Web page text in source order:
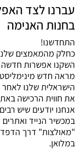
בחנות האנימה
התחדשנו!
כחלק מהמאמצים
השקנו אפשרות
מראה חדש
הישראלית שלנו
את חווית הרכישה
אנחנו יודעים שיש
במכשיר הנייד
"מאולצות" דרך
במלואן.